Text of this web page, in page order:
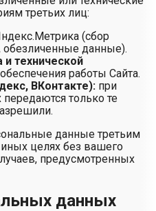
третьих лиц:
(сбор
обезличенные данные).
технической
работы Сайта.
ВКонтакте): при
только те
данные третьим
целях без вашего
предусмотренных
данных